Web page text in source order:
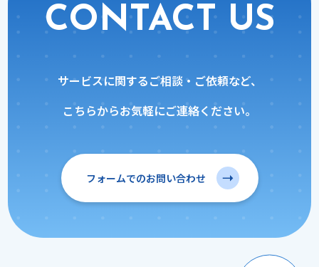
CONTACT US
サービスに関するご相談・ご依頼など、
こちらからお気軽にご連絡ください。
フォームでのお問い合わせ